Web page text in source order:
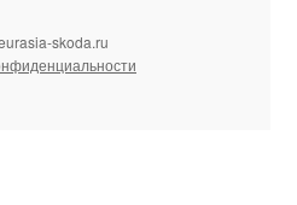
skoda.ru